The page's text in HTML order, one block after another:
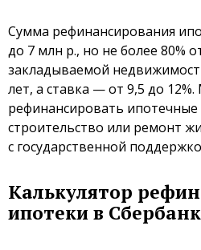
Сумма рефинансирования
до 7 млн р., но не более 80%
закладываемой
лет, а ставка — от 9,5 до
рефинансировать
строительство или ремонт
с государственной
Калькулятор
ипотеки в